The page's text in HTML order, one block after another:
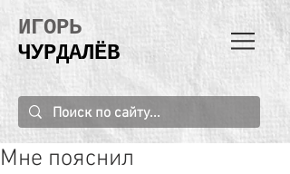
ИГОРЬ
ЧУРДАЛЁВ
Мне пояснил